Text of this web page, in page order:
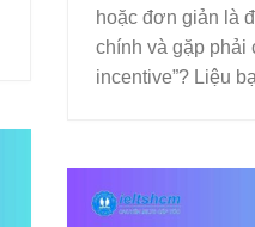
hoặc đơn giản là
chính và gặp phải
incentive”? Liệu